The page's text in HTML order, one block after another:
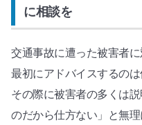
に相談を
交通事故に遭った被害者
最初にアドバイスするの
その際に被害者の多くは
のだから仕方ない」と無